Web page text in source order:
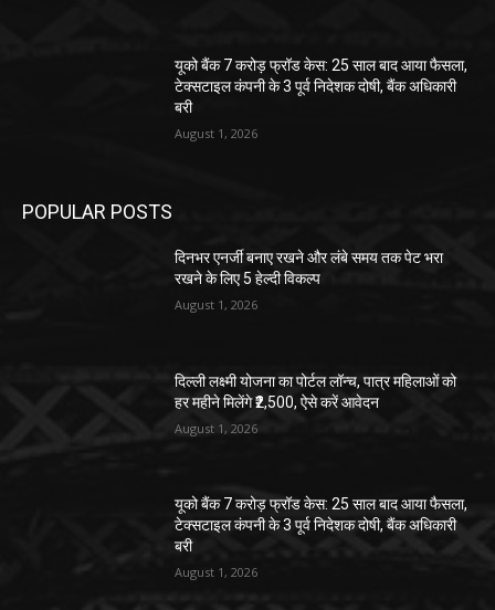
यूको बैंक 7 करोड़ फ्रॉड केस: 25 साल बाद आया फैसला,
टेक्सटाइल कंपनी के 3 पूर्व निदेशक दोषी, बैंक अधिकारी
बरी
August 1, 2026
POPULAR POSTS
दिनभर एनर्जी बनाए रखने और लंबे समय तक पेट भरा
रखने के लिए 5 हेल्दी विकल्प
August 1, 2026
दिल्ली लक्ष्मी योजना का पोर्टल लॉन्च, पात्र महिलाओं को
हर महीने मिलेंगे ₹2,500, ऐसे करें आवेदन
August 1, 2026
यूको बैंक 7 करोड़ फ्रॉड केस: 25 साल बाद आया फैसला,
टेक्सटाइल कंपनी के 3 पूर्व निदेशक दोषी, बैंक अधिकारी
बरी
August 1, 2026